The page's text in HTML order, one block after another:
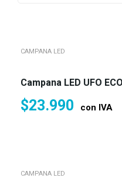
CAMPANA LED
Campana LED UFO
$23.990 con IVA
CAMPANA LED